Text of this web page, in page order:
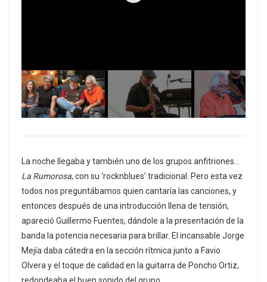
La noche llegaba y también uno de los grupos anfitriones…
La Rumorosa, con su ‘rocknblues’ tradicional. Pero esta vez
todos nos preguntábamos quien cantaría las canciones, y
entonces después de una introducción llena de tensión,
apareció Guillermo Fuentes, dándole a la presentación de la
banda la potencia necesaria para brillar. El incansable Jorge
Mejía daba cátedra en la sección rítmica junto a Favio
Olvera y el toque de calidad en la guitarra de Poncho Ortiz,
redondeaba el buen sonido del grupo.